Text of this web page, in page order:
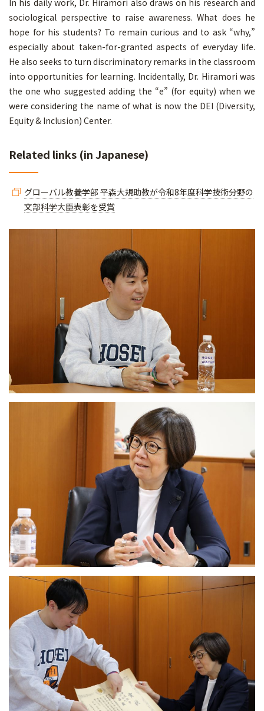
In his daily work, Dr. Hiramori also draws on his research and
sociological perspective to raise awareness. What does he
hope for his students? To remain curious and to ask “why,”
especially about taken-for-granted aspects of everyday life.
He also seeks to turn discriminatory remarks in the classroom
into opportunities for learning. Incidentally, Dr. Hiramori was
the one who suggested adding the “e” (for equity) when we
were considering the name of what is now the DEI (Diversity,
Equity & Inclusion) Center.
Related links (in Japanese)
グローバル教養学部 平森大規助教が令和8年度科学技術分野の
文部科学大臣表彰を受賞